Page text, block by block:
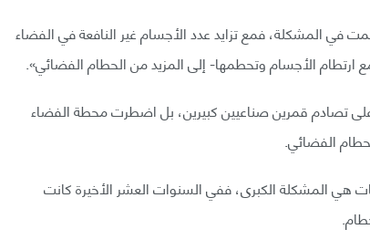
في المشكلة، فمع تزايد عدد الأجسام غير النافعة في الفضاء
الأجسام وتحطمها- إلى المزيد من الحطام الفضائي».
على تصادم قمرين صناعيين كبيرين، بل اضطرت محطة الفضاء
هي المشكلة الكبرى، ففي السنوات العشر الأخيرة كانت